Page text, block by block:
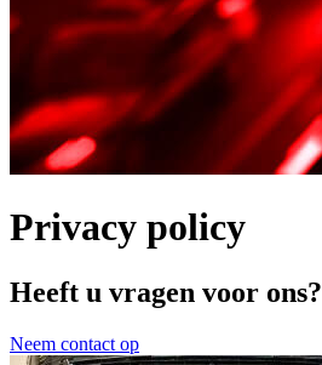
Privacy policy
Heeft u vragen voor ons?
Neem contact op